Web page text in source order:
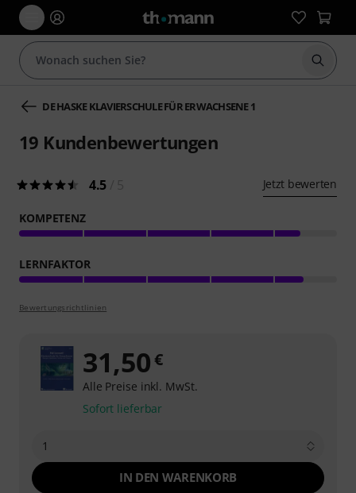
Suche
DE HASKE KLAVIERSCHULE FÜR ERWACHSENE 1
19 Kundenbewertungen
4.5 Jetzt bewerten
KOMPETENZ
LERNFAKTOR
Bewertungsrichtlinien
31,50 €
Alle Preise inkl. MwSt.
Sofort lieferbar
1
IN DEN WARENKORB